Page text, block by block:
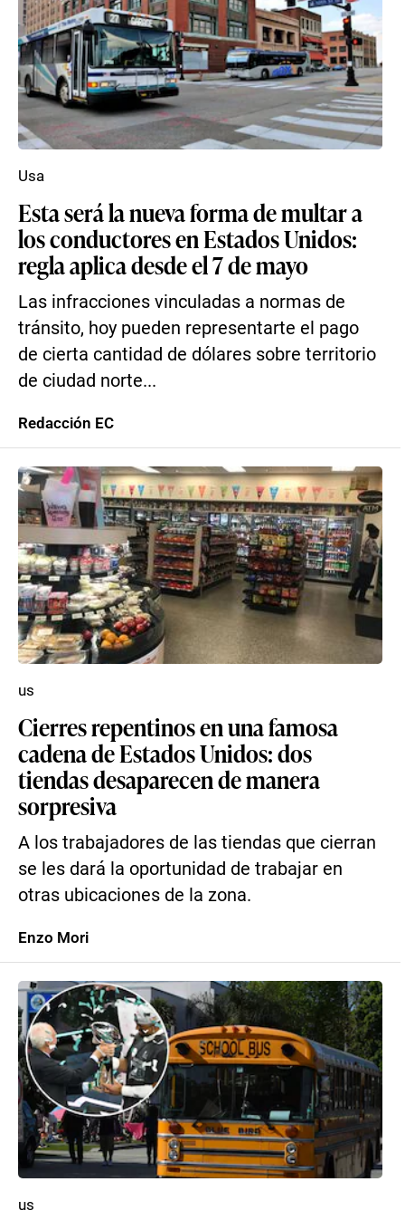
Esta será la nueva forma de multar a
los conductores en Estados Unidos:
regla aplica desde el 7 de mayo
Las infracciones vinculadas a normas de
tránsito, hoy pueden representarte el pago
de cierta cantidad de dólares sobre territorio
de ciudad norte...
Usa
Redacción EC
Cierres repentinos en una famosa
cadena de Estados Unidos: dos
tiendas desaparecen de manera
sorpresiva
A los trabajadores de las tiendas que cierran
se les dará la oportunidad de trabajar en
otras ubicaciones de la zona.
us
Enzo Mori
us